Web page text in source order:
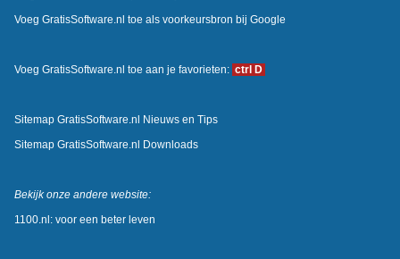
Voeg GratisSoftware.nl toe als voorkeursbron bij Google
Voeg GratisSoftware.nl toe aan je favorieten: ctrl D
Sitemap GratisSoftware.nl Nieuws en Tips
Sitemap GratisSoftware.nl Downloads
Bekijk onze andere website:
1100.nl: voor een beter leven